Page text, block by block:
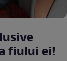
fiului ei!